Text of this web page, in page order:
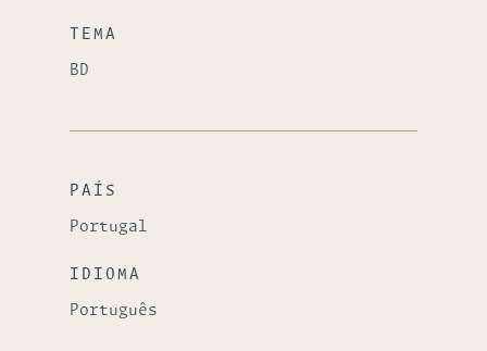
TEMA
BD
PAÍS
Portugal
IDIOMA
Português